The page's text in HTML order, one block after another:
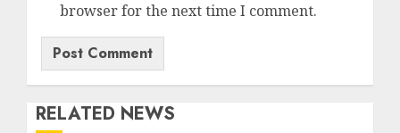
browser for the next time I comment.
RELATED NEWS